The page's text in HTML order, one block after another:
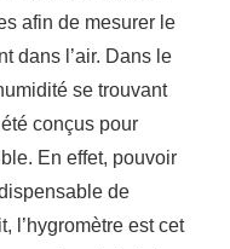
afin de mesurer le
dans l’air. Dans le
se trouvant
conçus pour
En effet, pouvoir
de
l’hygromètre est cet